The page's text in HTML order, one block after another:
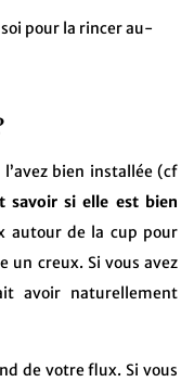
pour la rincer au-
bien installée (cf
savoir si elle est bien
autour de la cup pour
un creux. Si vous avez
avoir naturellement
de votre flux. Si vous